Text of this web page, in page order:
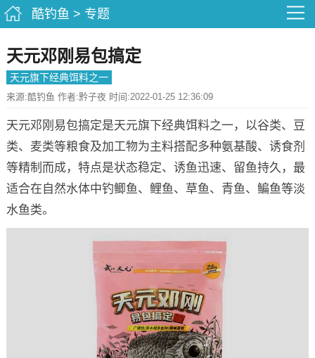
酷钓鱼 > 专题
天元邓刚易包搞定
天元旗下经典饵料之一
来源:酷钓鱼 作者:黔子夜 时间:2022-01-25 12:36:09
天元邓刚易包搞定是天元旗下经典饵料之一，以谷类、豆
类、麦类等粮食及加工物为主料搭配多种氨基酸、诱食剂
等精制而成，特点是状态稳定、诱鱼迅速、留鱼持久，最
适合在自然水体中钓鲫鱼、鲤鱼、草鱼、青鱼、鳊鱼等淡
水鱼类。